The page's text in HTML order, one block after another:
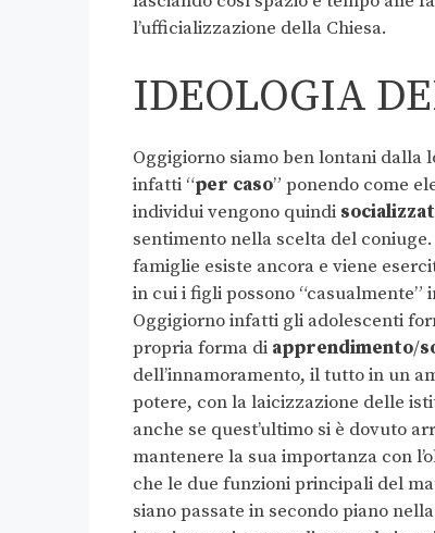
l’ufficializzazione della Chiesa.
IDEOLOGIA
Oggigiorno siamo ben lontani dalla
infatti “per caso” ponendo come
individui vengono quindi
sentimento nella scelta del
famiglie esiste ancora e viene
in cui i figli possono
Oggigiorno infatti gli adolescenti
propria forma di apprendimento/
dell’innamoramento, il tutto in un
potere, con la laicizzazione delle
anche se quest’ultimo si è dovuto
mantenere la sua importanza con
che le due funzioni principali del
siano passate in secondo piano